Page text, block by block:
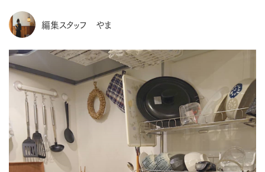
編集スタッフ やま